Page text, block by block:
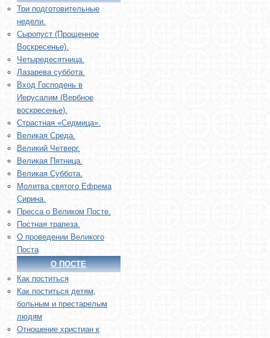
Три подготовительные
недели.
Сыропуст (Прощенное
Воскресенье).
Четыредесятница.
Лазарева суббота.
Вход Господень в
Иерусалим (Вербное
воскресенье).
Страстная «Седмица».
Великая Среда.
Великий Четверг.
Великая Пятница.
Великая Суббота.
Молитва святого Ефрема
Сирина.
Пресса о Великом Посте.
Постная трапеза.
О проведении Великого
Поста
О ПОСТЕ
Как поститься
Как поститься детям,
больным и престарелым
людям
Отношение христиан к